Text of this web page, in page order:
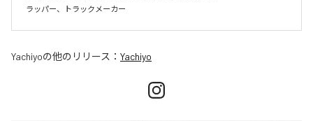
Yachiyoの他のリリース： Yachiyo